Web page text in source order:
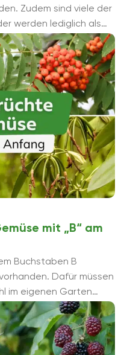
Zudem sind viele der
werden lediglich als
mit „B“ am
Buchstaben B
Dafür müssen
im eigenen Garten